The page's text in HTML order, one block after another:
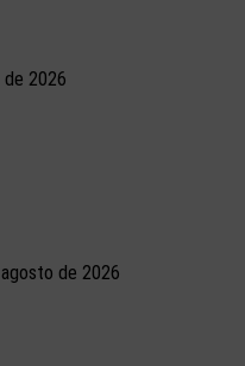
2026
de 2026